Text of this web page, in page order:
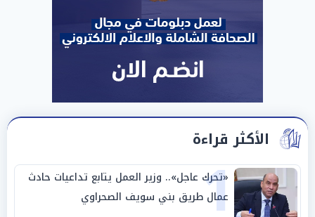
الأكثر قراءة
1
«تحرك عاجل».. وزير العمل يتابع تداعيات حادث
عمال طريق بني سويف الصحراوي